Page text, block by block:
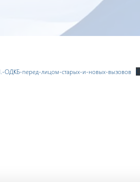
ОДКБ-перед-лицом-старых-и-новых-вызовов